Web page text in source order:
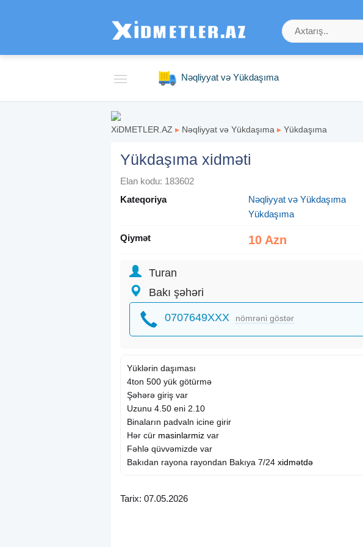
Nəqliyyat və Yükdaşıma
XiDMETLER.AZ ▸ Nəqliyyat və Yükdaşıma ▸ Yükdaşıma
Yükdaşıma xidməti
Elan kodu: 183602
Kateqoriya
Nəqliyyat və Yükdaşıma
Yükdaşıma
Qiymət 10 Azn
Turan
Bakı şəhəri
0707649XXX nömrəni göstər
Yüklərin daşıması
4ton 500 yük götürmə
Şəhərə giriş var
Uzunu 4.50 eni 2.10
Binaların padvaln icine girir
Hər cür masinlarmiz var
Fəhlə qüvvəmizde var
Bakıdan rayona rayondan Bakıya 7/24 xidmətdə
Tarix: 07.05.2026